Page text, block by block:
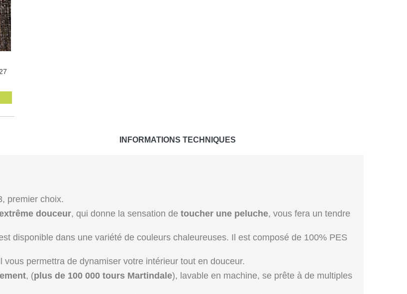
INFORMATIONS TECHNIQUES
premier choix.
douceur, qui donne la sensation de toucher une peluche, vous fera un tendre
disponible dans une variété de couleurs chaleureuses. Il est composé de 100% PES
vous permettra de dynamiser votre intérieur tout en douceur.
, (plus de 100 000 tours Martindale), lavable en machine, se prête à de multiples